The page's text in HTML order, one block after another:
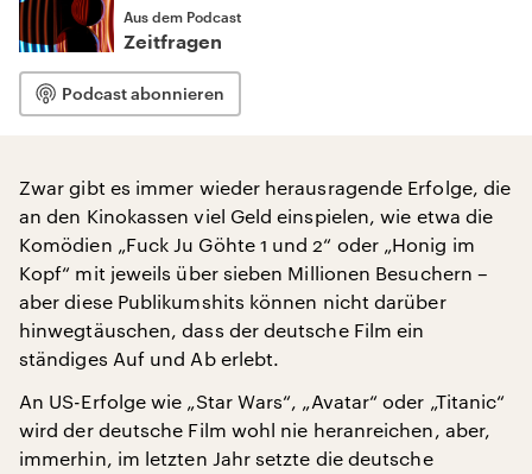
Aus dem Podcast
Zeitfragen
Podcast abonnieren
Zwar gibt es immer wieder herausragende Erfolge, die
an den Kinokassen viel Geld einspielen, wie etwa die
Komödien „Fuck Ju Göhte 1 und 2“ oder „Honig im
Kopf“ mit jeweils über sieben Millionen Besuchern –
aber diese Publikumshits können nicht darüber
hinwegtäuschen, dass der deutsche Film ein
ständiges Auf und Ab erlebt.
An US-Erfolge wie „Star Wars“, „Avatar“ oder „Titanic“
wird der deutsche Film wohl nie heranreichen, aber,
immerhin, im letzten Jahr setzte die deutsche